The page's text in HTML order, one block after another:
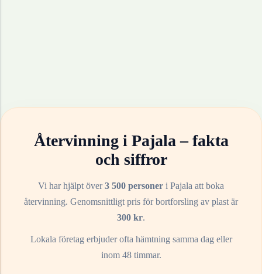
Återvinning i Pajala– fakta
och siffror
Vi har hjälpt över3 500 personer i Pajala att boka
återvinning. Genomsnittligt pris för bortforsling av plast är
300 kr.
Lokala företag erbjuder ofta hämtning samma dag eller
inom 48 timmar.